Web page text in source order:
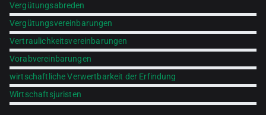
Vergütungsabreden
Vergütungsvereinbarungen
Vertraulichkeitsvereinbarungen
Vorabvereinbarungen
wirtschaftliche Verwertbarkeit der Erfindung
Wirtschaftsjuristen